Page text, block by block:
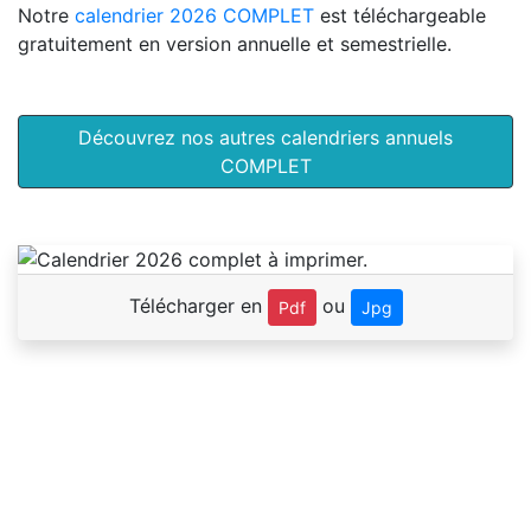
Notre calendrier 2026 COMPLET est téléchargeable
gratuitement en version annuelle et semestrielle.
Découvrez nos autres calendriers annuels
COMPLET
Télécharger en Pdf ou Jpg